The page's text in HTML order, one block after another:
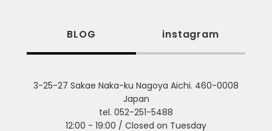
BLOG instagram
3-25-27 Sakae Naka-ku Nagoya Aichi. 460-0008
Japan
tel. 052-251-5488
12:00 - 19:00 / Closed on Tuesday